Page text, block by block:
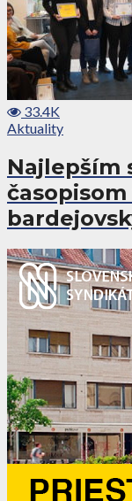
33.4K
Aktuality
Najlepším